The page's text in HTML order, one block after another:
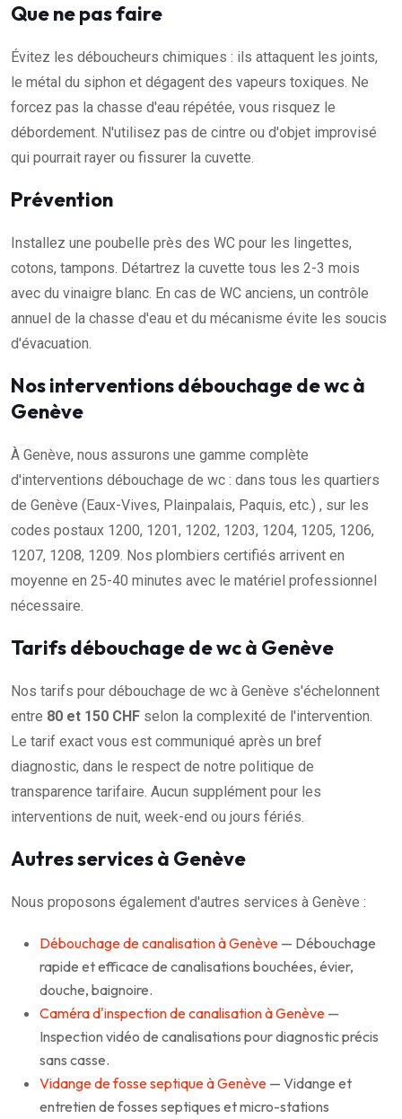
Que ne pas faire
Évitez les déboucheurs chimiques : ils attaquent les joints,
le métal du siphon et dégagent des vapeurs toxiques. Ne
forcez pas la chasse d'eau répétée, vous risquez le
débordement. N'utilisez pas de cintre ou d'objet improvisé
qui pourrait rayer ou fissurer la cuvette.
Prévention
Installez une poubelle près des WC pour les lingettes,
cotons, tampons. Détartrez la cuvette tous les 2-3 mois
avec du vinaigre blanc. En cas de WC anciens, un contrôle
annuel de la chasse d'eau et du mécanisme évite les soucis
d'évacuation.
Nos interventions débouchage de wc à
Genève
À Genève, nous assurons une gamme complète
d'interventions débouchage de wc : dans tous les quartiers
de Genève (Eaux-Vives, Plainpalais, Paquis, etc.) , sur les
codes postaux 1200, 1201, 1202, 1203, 1204, 1205, 1206,
1207, 1208, 1209. Nos plombiers certifiés arrivent en
moyenne en 25-40 minutes avec le matériel professionnel
nécessaire.
Tarifs débouchage de wc à Genève
Nos tarifs pour débouchage de wc à Genève s'échelonnent
entre 80 et 150 CHF selon la complexité de l'intervention.
Le tarif exact vous est communiqué après un bref
diagnostic, dans le respect de notre politique de
transparence tarifaire. Aucun supplément pour les
interventions de nuit, week-end ou jours fériés.
Autres services à Genève
Nous proposons également d'autres services à Genève :
Débouchage de canalisation à Genève — Débouchage
rapide et efficace de canalisations bouchées, évier,
douche, baignoire.
Caméra d'inspection de canalisation à Genève —
Inspection vidéo de canalisations pour diagnostic précis
sans casse.
Vidange de fosse septique à Genève — Vidange et
entretien de fosses septiques et micro-stations